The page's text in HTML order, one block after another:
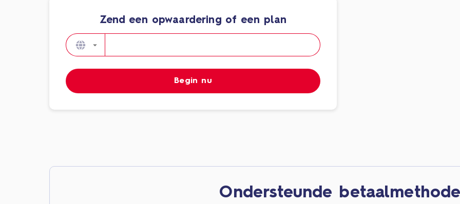
Zend een opwaardering of een plan
Begin nu
Ondersteunde